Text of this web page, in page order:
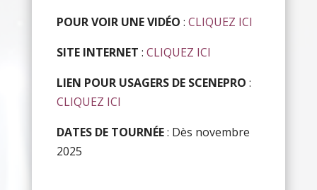
POUR VOIR UNE VIDÉO : CLIQUEZ ICI
SITE INTERNET : CLIQUEZ ICI
LIEN POUR USAGERS DE SCENEPRO :
CLIQUEZ ICI
DATES DE TOURNÉE: Dès novembre
2025